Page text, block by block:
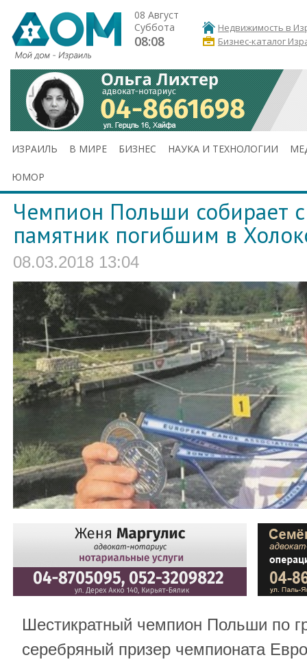
08 Август
Суббота
08:08
Недвижимость в
Бизнес-каталог
ИЗРАИЛЬ В МИРЕ БИЗНЕС НАУКА И ТЕХНОЛОГИИ
ЮМОР
Чемпион Польши собирает
памятник погибшим в
08.03.2018 13:04
Шестикратный чемпион Польши по
серебряный призер чемпионата